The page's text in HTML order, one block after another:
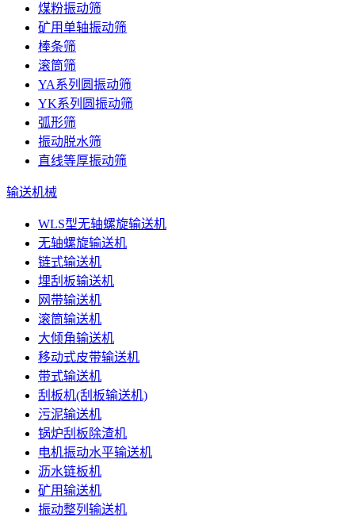
煤粉振动筛
矿用单轴振动筛
棒条筛
滚筒筛
YA系列圆振动筛
YK系列圆振动筛
弧形筛
振动脱水筛
直线等厚振动筛
输送机械
WLS型无轴螺旋输送机
无轴螺旋输送机
链式输送机
埋刮板输送机
网带输送机
滚筒输送机
大倾角输送机
移动式皮带输送机
带式输送机
刮板机(刮板输送机)
污泥输送机
锅炉刮板除渣机
电机振动水平输送机
沥水链板机
矿用输送机
振动整列输送机